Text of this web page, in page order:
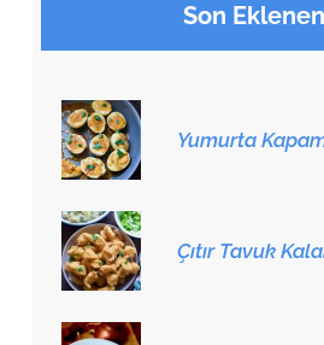
Son
Yumurta
Çıtır Tavuk